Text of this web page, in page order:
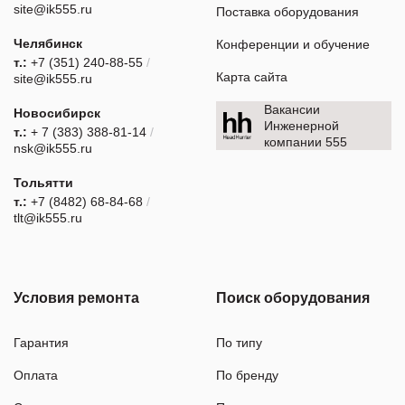
site@ik555.ru
Челябинск
т.: +7 (351) 240-88-55 /
site@ik555.ru
Новосибирск
т.: + 7 (383) 388-81-14 /
nsk@ik555.ru
Тольятти
т.: +7 (8482) 68-84-68 /
tlt@ik555.ru
Поставка оборудования
Конференции и обучение
Карта сайта
Вакансии
Инженерной
компании 555
Условия ремонта
Гарантия
Оплата
Поиск оборудования
По типу
По бренду